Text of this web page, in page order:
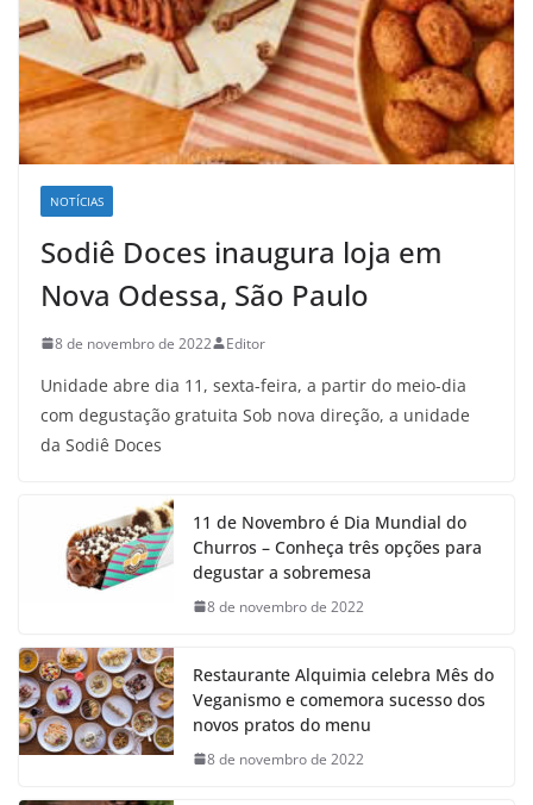
NOTÍCIAS
Sodiê Doces inaugura loja em
Nova Odessa, São Paulo
8 de novembro de 2022 Editor
Unidade abre dia 11, sexta-feira, a partir do meio-dia
com degustação gratuita Sob nova direção, a unidade
da Sodiê Doces
11 de Novembro é Dia Mundial do
Churros – Conheça três opções para
degustar a sobremesa
8 de novembro de 2022
Restaurante Alquimia celebra Mês do
Veganismo e comemora sucesso dos
novos pratos do menu
8 de novembro de 2022